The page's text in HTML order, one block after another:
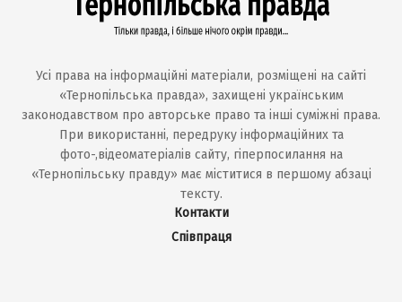
Усі права на інформаційні матеріали, розміщені на сайті
«Тернопільська правда», захищені українським
законодавством про авторське право та інші суміжні права.
При використанні, передруку інформаційних та
фото-,відеоматеріалів сайту, гіперпосилання на
«Тернопільську правду» має міститися в першому абзаці
тексту.
Контакти
Співпраця